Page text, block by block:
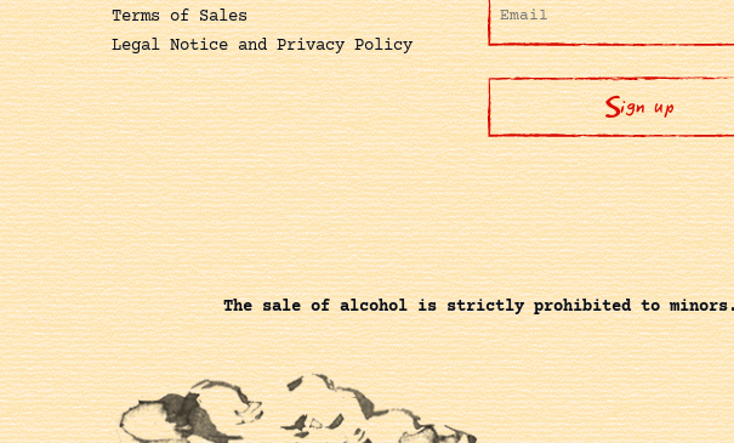
Terms of Sales
Legal Notice and Privacy Policy
The sale of alcohol is strictly prohibited to minors.